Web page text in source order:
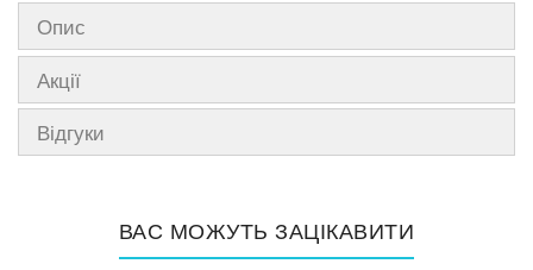
Опис
Акції
Відгуки
ВАС МОЖУТЬ ЗАЦІКАВИТИ